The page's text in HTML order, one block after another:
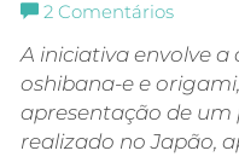
2 Comentários
A iniciativa envolve
oshibana-e e
apresentação de
realizado no Japão,